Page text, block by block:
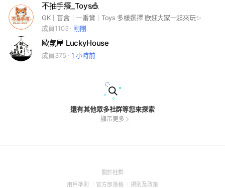
不抽手癢_Toys🎪
GK｜盲盒｜一番賞｜Toys 多樣選擇 歡迎大家一起來玩✨
成員1103
剛剛
歐氣屋 LuckyHouse
成員375 1 小時前
還有其他眾多社群等您來探索
顯示更多
關於社群(Open
用戶準則 (Open
官方部落格 (Open
規則及政策(Open